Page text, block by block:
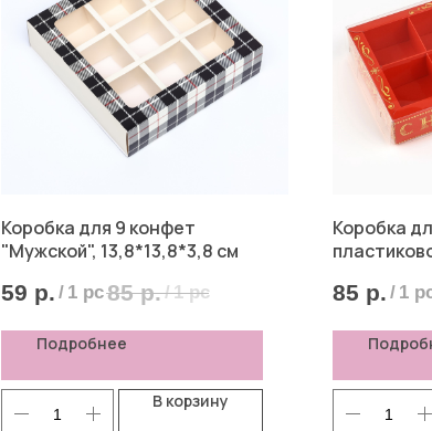
Коробка для 9 конфет
"Мужской", 13,8*13,8*3,8 см
59 р. / 1 pc85 р./1 pc
Подробнее
В корзину
Коробка
красная,
85 р. / 1